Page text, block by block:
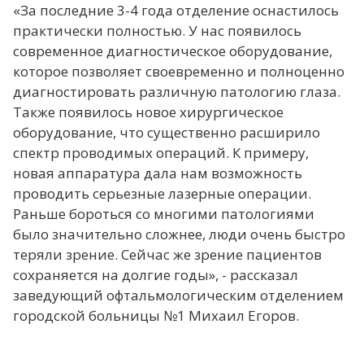
«За последние 3-4 года отделение оснастилось
практически полностью. У нас появилось
современное диагностическое оборудование,
которое позволяет своевременно и полноценно
диагностировать различную патологию глаза.
Также появилось новое хирургическое
оборудование, что существенно расширило
спектр проводимых операций. К примеру,
новая аппаратура дала нам возможность
проводить серьезные лазерные операции.
Раньше бороться со многими патологиями
было значительно сложнее, люди очень быстро
теряли зрение. Сейчас же зрение пациентов
сохраняется на долгие годы», - рассказал
заведующий офтальмологическим отделением
городской больницы №1 Михаил Егоров.